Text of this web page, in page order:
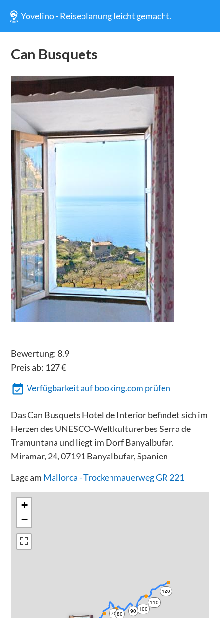
Yovelino - Reiseplanung leicht gemacht.
Can Busquets
Bewertung: 8.9
Preis ab: 127€
Verfügbarkeit auf booking.com prüfen
Das Can Busquets Hotel de Interior befindet sich im
Herzen des UNESCO-Weltkulturerbes Serra de
Tramuntana und liegt im Dorf Banyalbufar.
Miramar, 24, 07191 Banyalbufar, Spanien
Lage am Mallorca - Trockenmauerweg GR 221
7080 90 100
110
120
+
−